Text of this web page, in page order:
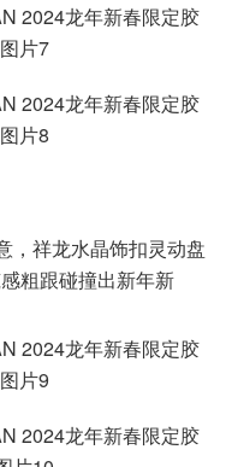
，祥龙水晶饰扣灵动盘
粗跟碰撞出新年新